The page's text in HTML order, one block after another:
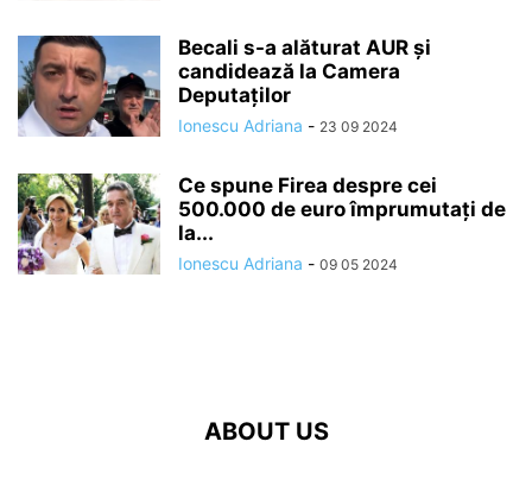
Becali s-a alăturat AUR și
candidează la Camera
Deputaților
Ionescu Adriana - 23 09 2024
Ce spune Firea despre cei
500.000 de euro împrumutați de
la...
Ionescu Adriana - 09 05 2024
ABOUT US